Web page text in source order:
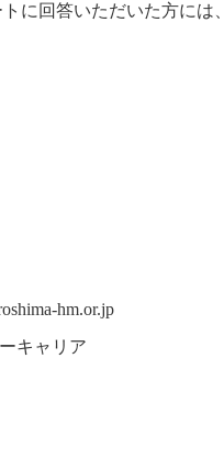
に回答いただいた方には、
hm.or.jp
キャリア